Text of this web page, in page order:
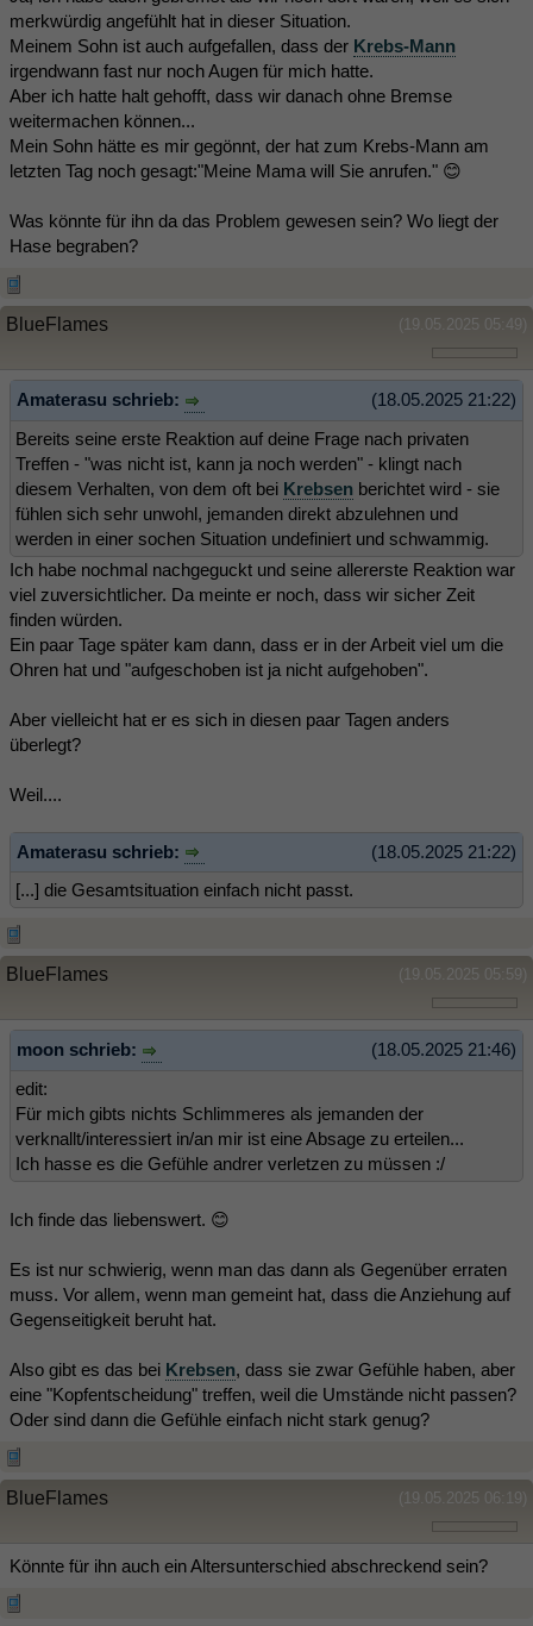
merkwürdig angefühlt hat in dieser Situation.
Meinem Sohn ist auch aufgefallen, dass der Krebs-Mann
irgendwann fast nur noch Augen für mich hatte.
Aber ich hatte halt gehofft, dass wir danach ohne Bremse
weitermachen können...
Mein Sohn hätte es mir gegönnt, der hat zum Krebs-Mann am
letzten Tag noch gesagt:"Meine Mama will Sie anrufen." 😊
Was könnte für ihn da das Problem gewesen sein? Wo liegt der
Hase begraben?
(19.05.2025 05:49)
BlueFlames
(18.05.2025 21:22)
Amaterasu schrieb:
Bereits seine erste Reaktion auf deine Frage nach privaten
Treffen - "was nicht ist, kann ja noch werden" - klingt nach
diesem Verhalten, von dem oft bei Krebsen berichtet wird - sie
fühlen sich sehr unwohl, jemanden direkt abzulehnen und
werden in einer sochen Situation undefiniert und schwammig.
Ich habe nochmal nachgeguckt und seine allererste Reaktion war
viel zuversichtlicher. Da meinte er noch, dass wir sicher Zeit
finden würden.
Ein paar Tage später kam dann, dass er in der Arbeit viel um die
Ohren hat und "aufgeschoben ist ja nicht aufgehoben".
Aber vielleicht hat er es sich in diesen paar Tagen anders
überlegt?
Weil....
(18.05.2025 21:22)
Amaterasu schrieb:
[...] die Gesamtsituation einfach nicht passt.
(19.05.2025 05:59)
BlueFlames
(18.05.2025 21:46)
moon schrieb:
edit:
Für mich gibts nichts Schlimmeres als jemanden der
verknallt/interessiert in/an mir ist eine Absage zu erteilen...
Ich hasse es die Gefühle andrer verletzen zu müssen :/
Ich finde das liebenswert. 😊
Es ist nur schwierig, wenn man das dann als Gegenüber erraten
muss. Vor allem, wenn man gemeint hat, dass die Anziehung auf
Gegenseitigkeit beruht hat.
Also gibt es das bei Krebsen, dass sie zwar Gefühle haben, aber
eine "Kopfentscheidung" treffen, weil die Umstände nicht passen?
Oder sind dann die Gefühle einfach nicht stark genug?
(19.05.2025 06:19)
BlueFlames
Könnte für ihn auch ein Altersunterschied abschreckend sein?